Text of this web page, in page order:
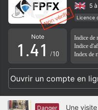
5
Licence
Région
Note
0
1
2
3
.
2
3
4
5
6
0
1
2
3
/10
Indice
Index de
Ouvrir un compte en
Danger